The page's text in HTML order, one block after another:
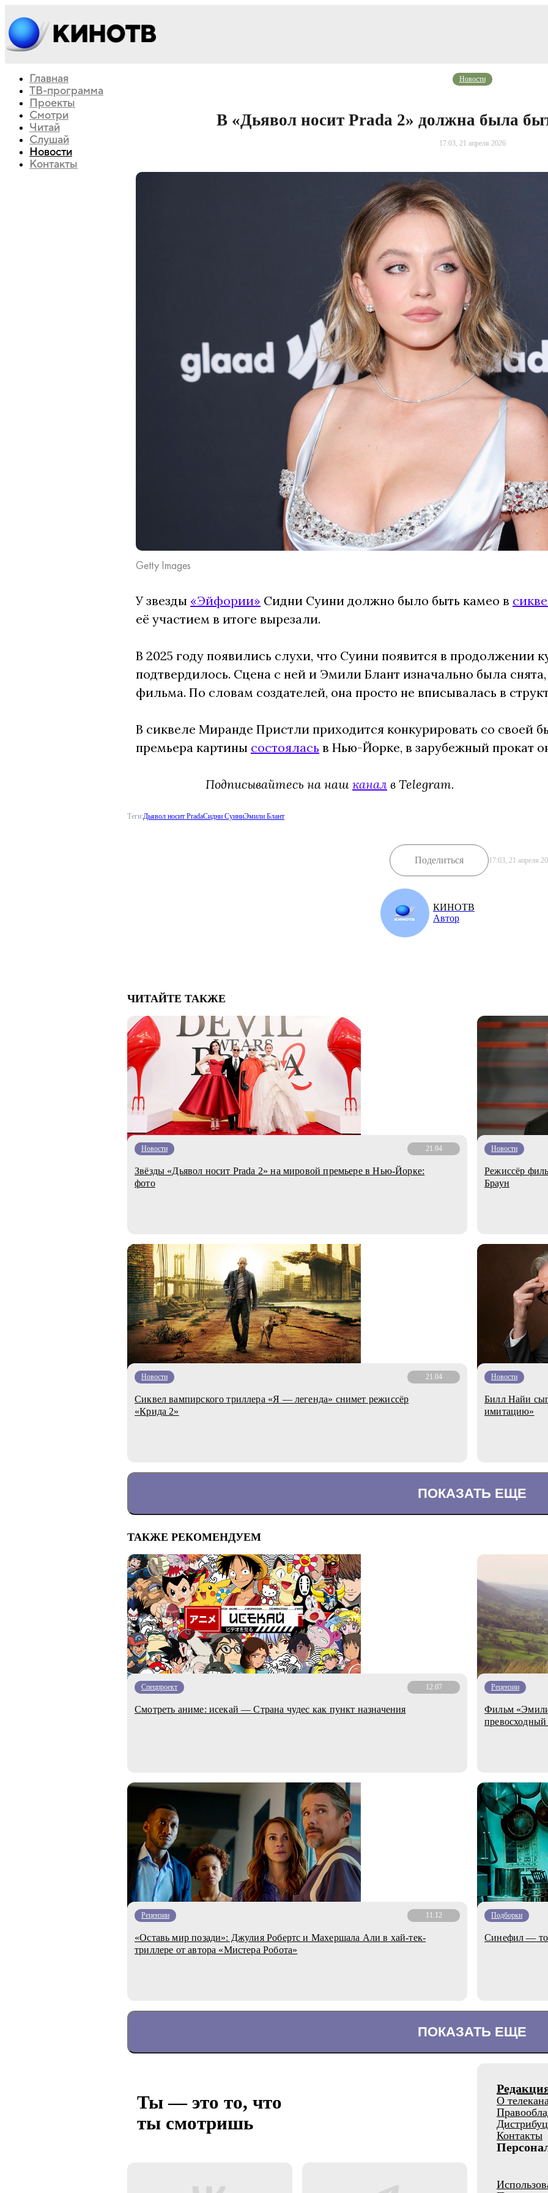
Главная
ТВ-программа
Проекты
Смотри
Читай
Слушай
Новости
Контакты
Новости
В «Дьявол носит Prada 2» должна была
17:03, 21 апреля 2026
Getty Images
У звезды «Эйфории» Сидни Суини должно было быть камео в
её участием в итоге вырезали.
В 2025 году появились слухи, что Суини появится в продолжении
подтвердилось. Сцена с ней и Эмили Блант изначально была
фильма. По словам создателей, она просто не вписывалась в
В сиквеле Миранде Пристли приходится конкурировать со
премьера картины состоялась в Нью-Йорке, в зарубежный прокат
Подписывайтесь на наш канал в Telegram.
Теги:Дьявол носит PradaСидни СуиниЭмили Блант
Поделиться 17:03, 21 апреля
КИНОТВ
Автор
ЧИТАЙТЕ ТАКЖЕ
Новости 21.04
Звёзды «Дьявол носит Prada 2» на мировой премьере в Нью-Йорке:
фото
Новости
Режиссёр
Браун
Новости 21.04
Сиквел вампирского триллера «Я — легенда» снимет режиссёр
«Крида 2»
Новости
Билл Найи
имитацию»
ПОКАЗАТЬ ЕЩЕ
ТАКЖЕ РЕКОМЕНДУЕМ
Спецпроект 12.07
Смотреть аниме: исекай — Страна чудес как пункт назначения
Рецензии
Фильм
Рецензии 11.12
«Оставь мир позади»: Джулия Робертс и Махершала Али в хай-тек-
триллере от автора «Мистера Робота»
Подборки
Синефил —
ПОКАЗАТЬ ЕЩЕ
Ты — это то, что
ты смотришь
О
Контакты